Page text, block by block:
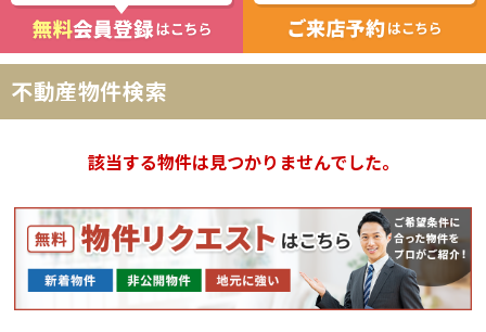
不動産物件検索
該当する物件は見つかりませんでした。